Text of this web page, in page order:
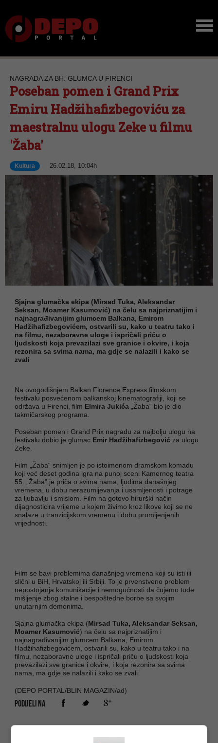
NAGRADA ZA BH. GLUMCA U FIRENCI
Poseban pomen i Grand Prix
Emiru Hadžihafizbegoviću za
maestralnu ulogu Zeke u filmu
'Žaba'
Kultura 26.02.18, 10:04h
Sjajna glumačka ekipa (Mirsad Tuka, Aleksandar
Seksan, Moamer Kasumović) na čelu sa najpriznatijim i
najnagrađivanijim glumcem Balkana, Emirom
Hadžihafizbegovićem, ostvarili su, kako u teatru tako i
na filmu, nezaboravne uloge i ispričali priču o
ljudskosti koja prevazilazi sve granice i okvire, i koja
rezonira sa svima nama, ma gdje se nalazili i kako se
zvali
Na ovogodišnjem Balkan Florence Express filmskom
festivalu posvećenom balkanskoj kinematografiji, koji se
održava u Firenci, film Elmira Jukića „Žaba“ bio je dio
takmičarskog programa.
Poseban pomen i Grand Prix nagradu za najbolju ulogu na
festivalu dobio je glumac Emir Hadžihafizbegović za ulogu
Zeke.
Film „Žaba“ snimljen je po istoimenom dramskom komadu
koji već deset godina igra na punoj sceni Kamernog teatra
55. „Žaba” je priča o svima nama, ljudima današnjeg
vremena, u dobu nerazumijevanja i usamljenosti i potrage
za ljubavlju i smislom. Film na gotovo hirurški način
dijagnosticira vrijeme u kojem živimo kroz likove koji se ne
snalaze u tranzicijskom vremenu i dobu promijenjenih
vrijednosti.
Film se bavi problemima današnjeg vremena koji su isti ili
slični u BiH, Hrvatskoj ili Srbiji. To je prvenstveno problem
nepostojanja komunikacije i nemogućnosti da čujemo tuđe
mišljenje zbog stalne i bespoštedne borbe sa svojim
unutarnjim demonima.
Sjajna glumačka ekipa (Mirsad Tuka, Aleksandar Seksan,
Moamer Kasumović) na čelu sa najpriznatijim i
najnagrađivanijim glumcem Balkana, Emirom
Hadžihafizbegovićem, ostvarili su, kako u teatru tako i na
filmu, nezaboravne uloge i ispričali priču o ljudskosti koja
prevazilazi sve granice i okvire, i koja rezonira sa svima
nama, ma gdje se nalazili i kako se zvali.
(DEPO PORTAL/BLIN MAGAZIN/ad)
PODIJELI NA